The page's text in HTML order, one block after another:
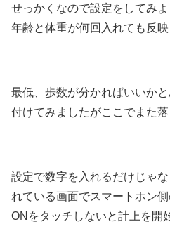
せっかくなので設定をしてみ
年齢と体重が何回入れても反映
最低、歩数が分かればいいか
付けてみましたがここでまた落
設定で数字を入れるだけじゃ
れている画面でスマートホン
ONをタッチしないと計上を開